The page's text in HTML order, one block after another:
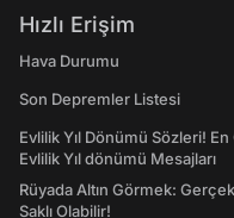
Hızlı Erişim
Hava Durumu
Son Depremler Listesi
Evlilik Yıl Dönümü Sözleri!
Evlilik Yıl dönümü Mesajları
Rüyada Altın Görmek:
Saklı Olabilir!